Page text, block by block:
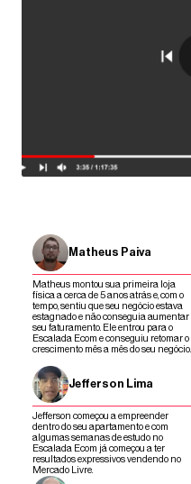
Matheus Paiva
Matheus montou sua primeira loja
física a cerca de 5 anos atrás e, com o
tempo, sentiu que seu negócio estava
estagnado e não conseguia aumentar
seu faturamento. Ele entrou para o
Escalada Ecom e conseguiu retomar o
crescimento mês a mês do seu negócio.
Jefferson Lima
Jefferson começou a empreender
dentro do seu apartamento e com
algumas semanas de estudo no
Escalada Ecom já começou a ter
resultados expressivos vendendo no
Mercado Livre.